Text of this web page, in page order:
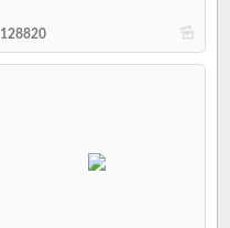
b
128820